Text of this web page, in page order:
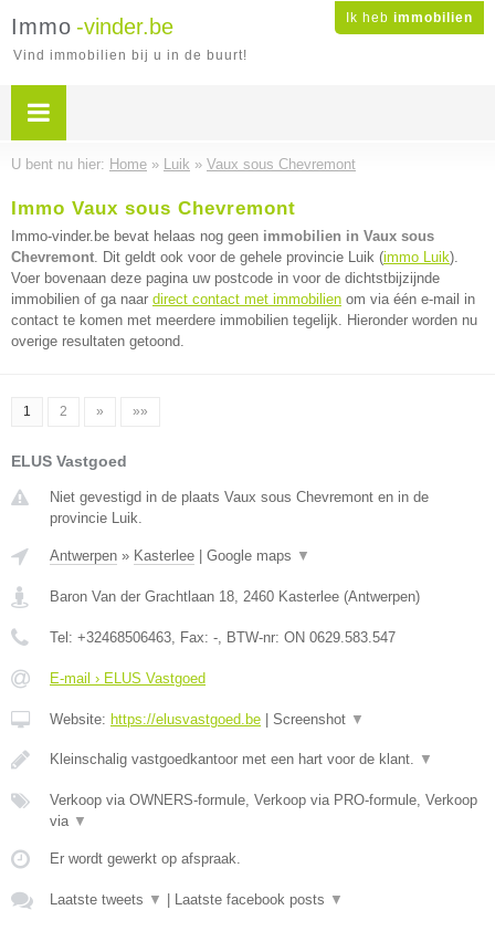
Ik heb immobilien
Immo -vinder.be
Vind immobilien bij u in de buurt!
U bent nu hier: Home » Luik » Vaux sous Chevremont
Immo Vaux sous Chevremont
Immo-vinder.be bevat helaas nog geen immobilien in Vaux sous
Chevremont. Dit geldt ook voor de gehele provincie Luik (immo Luik).
Voer bovenaan deze pagina uw postcode in voor de dichtstbijzijnde
immobilien of ga naar direct contact met immobilien om via één e-mail in
contact te komen met meerdere immobilien tegelijk. Hieronder worden nu
overige resultaten getoond.
1 2 » »»
ELUS Vastgoed
Niet gevestigd in de plaats Vaux sous Chevremont en in de
provincie Luik.
Antwerpen » Kasterlee Google maps ▼
Baron Van der Grachtlaan 18, 2460 Kasterlee (Antwerpen)
Tel: +32468506463, Fax: -, BTW-nr: ON 0629.583.547
E-mail › ELUS Vastgoed
Website: https://elusvastgoed.be Screenshot ▼
Kleinschalig vastgoedkantoor met een hart voor de klant. ▼
Verkoop via OWNERS-formule, Verkoop via PRO-formule, Verkoop
via ▼
Er wordt gewerkt op afspraak.
Laatste tweets ▼ Laatste facebook posts ▼